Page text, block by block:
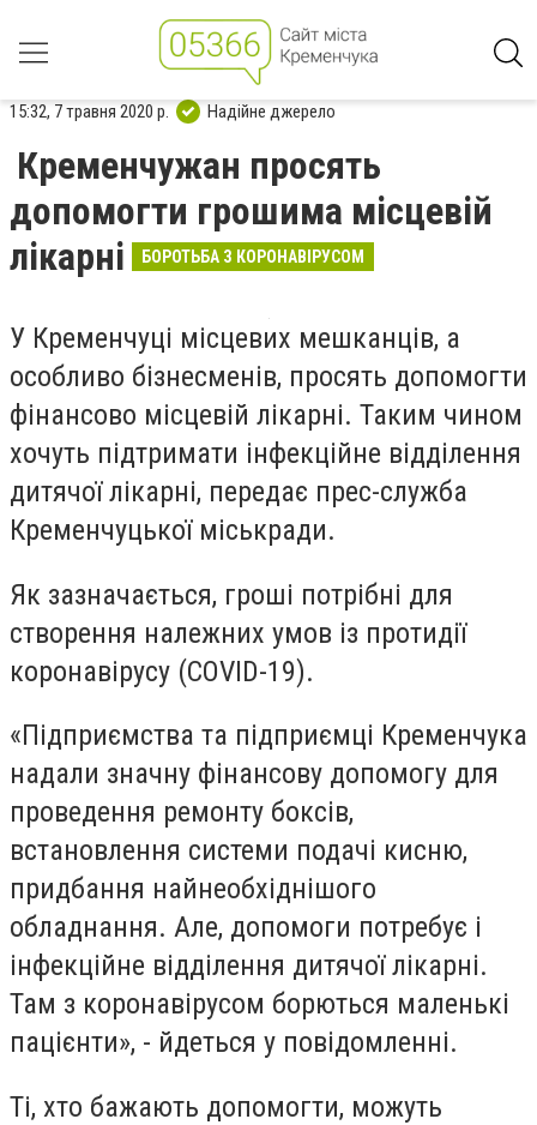
15:32, 7 травня 2020 р. Надійне джерело
Кременчужан просять
допомогти грошима місцевій
лікарні
БОРОТЬБА З КОРОНАВІРУСОМ
У Кременчуці місцевих мешканців, а
особливо бізнесменів, просять допомогти
фінансово місцевій лікарні. Таким чином
хочуть підтримати інфекційне відділення
дитячої лікарні, передає прес-служба
Кременчуцької міськради.
Як зазначається, гроші потрібні для
створення належних умов із протидії
коронавірусу (COVID-19).
«Підприємства та підприємці Кременчука
надали значну фінансову допомогу для
проведення ремонту боксів,
встановлення системи подачі кисню,
придбання найнеобхіднішого
обладнання. Але, допомоги потребує і
інфекційне відділення дитячої лікарні.
Там з коронавірусом борються маленькі
пацієнти», - йдеться у повідомленні.
Ті, хто бажають допомогти, можуть